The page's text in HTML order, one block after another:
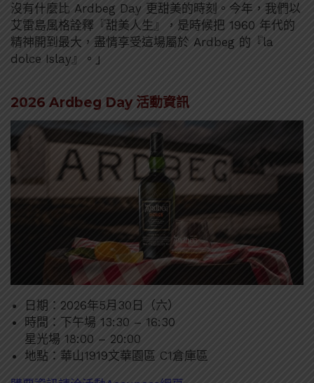
沒有什麼比 Ardbeg Day 更甜美的時刻。今年，我們以
艾雷島風格詮釋『甜美人生』，是時候把 1960 年代的
精神開到最大，盡情享受這場屬於 Ardbeg 的『la
dolce Islay』。」
2026 Ardbeg Day 活動資訊
日期：2026年5月30日（六）
時間：下午場 13:30 – 16:30
星光場 18:00 – 20:00
地點：華山1919文華園區 C1倉庫區